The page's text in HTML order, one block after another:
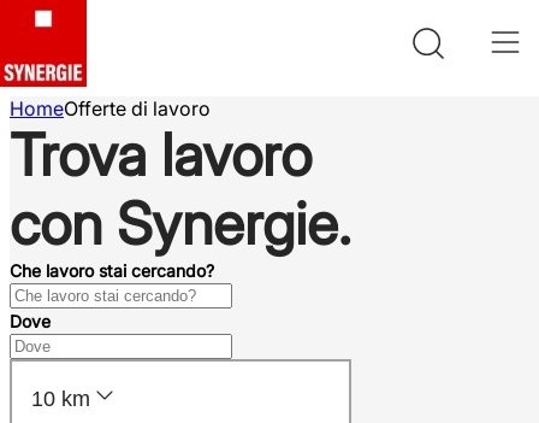
HomeOfferte di lavoro
Trova lavoro
con Synergie.
Che lavoro stai cercando?
Dove
10 km